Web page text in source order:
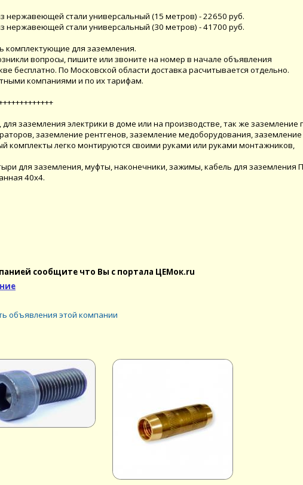
нержавеющей стали универсальный (15 метров) - 22650 руб.
нержавеющей стали универсальный (30 метров) - 41700 руб.
комплектующие для заземления.
вопросы, пишите или звоните на номер в начале объявления
бесплатно. По Московской области доставка расчитывается отдельно.
компаниями и по их тарифам.
заземления электрики в доме или на производстве, так же заземление
заземление рентгенов, заземление медоборудования, заземление
комплекты легко монтируются своими руками или руками монтажников,
для заземления, муфты, наконечники, зажимы, кабель для заземления
40х4.
сообщите что Вы с портала ЦЕМок.ru
объявления этой компании